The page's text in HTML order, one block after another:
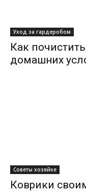
Уход за гардеробом
Как
домашних
Советы хозяйке
Коврики